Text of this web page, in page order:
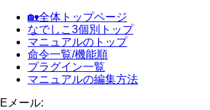
🏡全体トップページ
なでしこ3個別トップ
マニュアルのトップ
命令一覧/機能順
プラグイン一覧
マニュアルの編集方法
Eメール: